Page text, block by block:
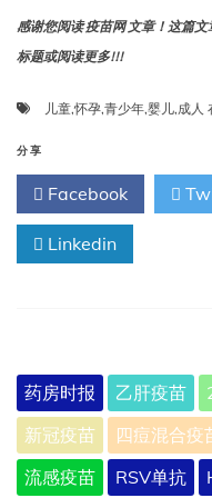
感谢您阅读 疫苗网 文章！这篇
标题或阅读更多!!!
儿童,怀孕,青少年,婴儿,成人
分享
Facebook
Linkedin
药房时报 乙肝疫苗
新冠疫苗
四痘混合疫
流感疫苗
RSV单抗